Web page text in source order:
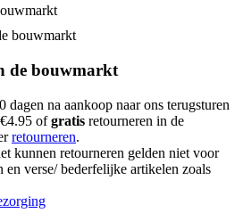
bouwmarkt
de bouwmarkt
na aankoop naar ons terugsturen
ofgratis retourneren in de
retourneren.
kunnen retourneren gelden niet voor
en verse/ bederfelijke artikelen zoals